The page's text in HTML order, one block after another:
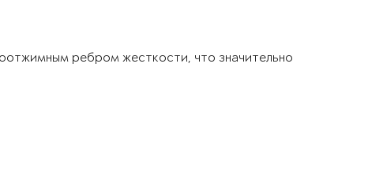
ребром жесткости, что значительно